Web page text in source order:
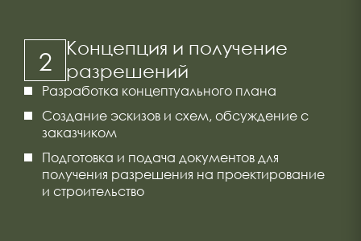
2
Концепция и получение
разрешений
Разработка концептуального плана
Создание эскизов и схем, обсуждение с
заказчиком
Подготовка и подача документов для
получения разрешения на проектирование
и строительство